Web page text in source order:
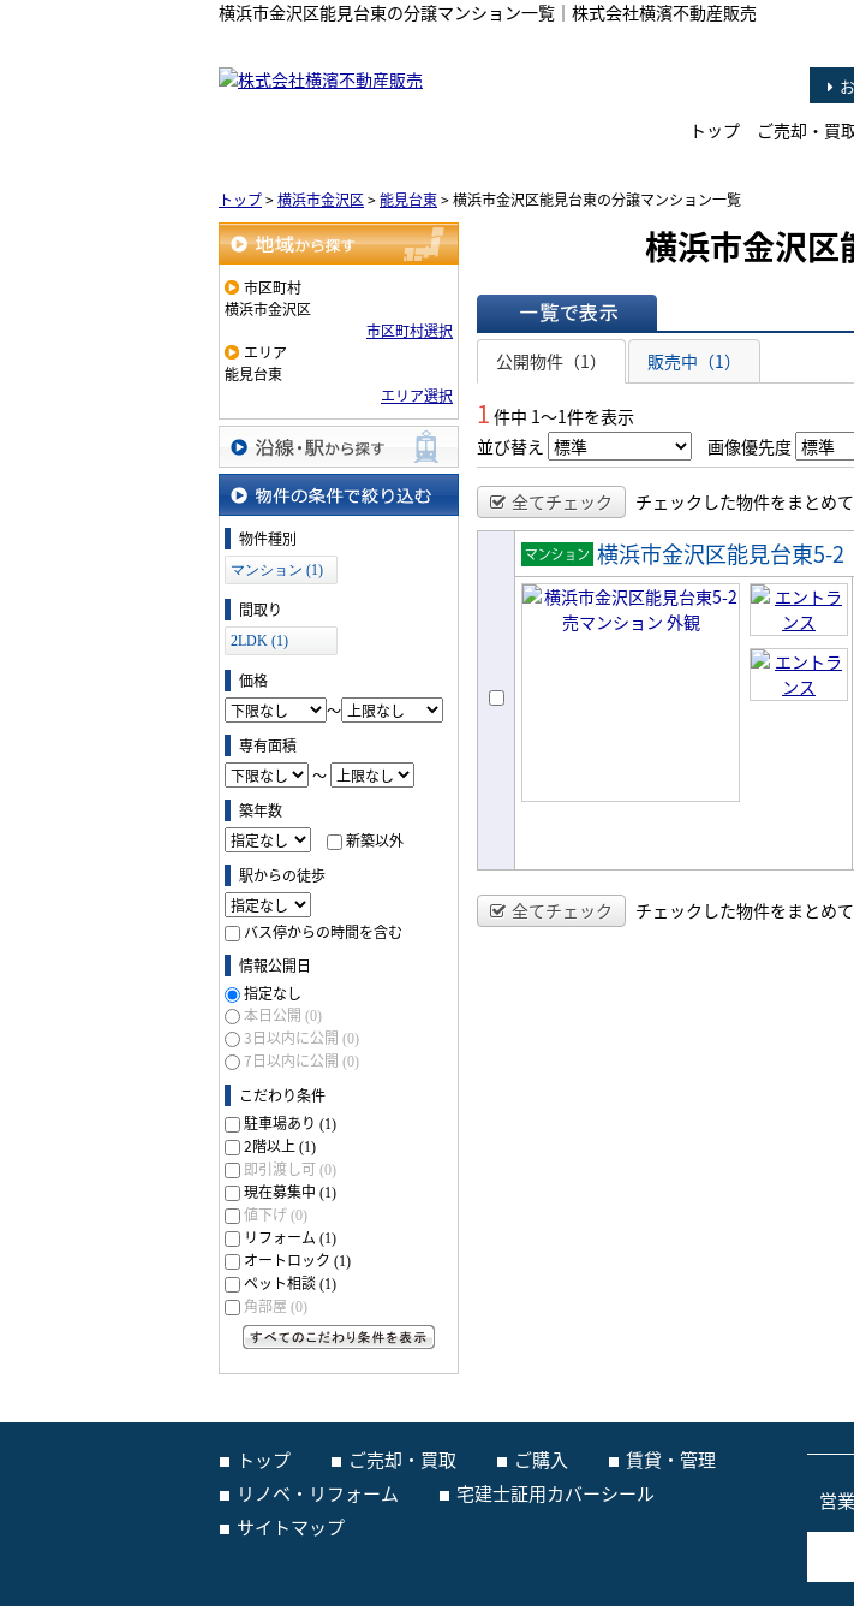
横浜市金沢区能見台東の分譲マンション一覧｜株式会社横濱不動産販売
トップ ご売却・買
トップ>横浜市金沢区>能見台東>横浜市金沢区能見台東の分譲マンション一覧
地域から探す
市区町村
横浜市金沢区
市区町村選択
エリア
能見台東
エリア選択
沿線・駅から探す
物件の条件で絞り込む
物件種別
マンション (1)
間取り
2LDK (1)
価格
～
専有面積
～
築年数
新築以外
駅からの徒歩
バス停からの時間を含む
情報公開日
指定なし
本日公開 (0)
3日以内に公開 (0)
7日以内に公開 (0)
こだわり条件
駐車場あり (1)
2階以上 (1)
即引渡し可 (0)
現在募集中 (1)
値下げ (0)
リフォーム (1)
オートロック (1)
ペット相談 (1)
角部屋 (0)
横浜市金沢区
一覧で表示
公開物件（1） 販売中（1）
1 件中 1～1件を表示
並び替え
画像優先度
全てチェック チェックした物件をまとめて
売マンシ
ョン
横浜市金沢区能見台東5-2
全てチェック チェックした物件をまとめて
トップ ご売却・買取 ご購入
賃貸・管理
リノベ・リフォーム
宅建士証用カバーシール
サイトマップ
営